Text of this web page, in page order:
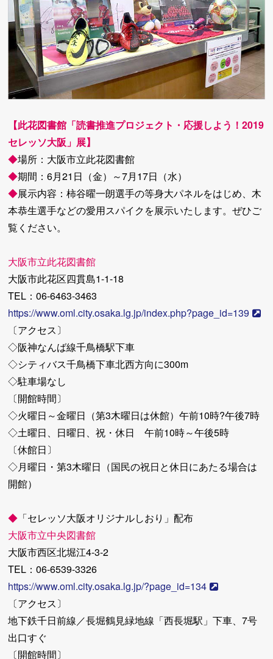
【此花図書館「読書推進プロジェクト・応援しよう！2019
セレッソ大阪」展】
◆場所：大阪市立此花図書館
◆期間：6月21日（金）～7月17日（水）
◆展示内容：柿谷曜一朗選手の等身大パネルをはじめ、木
本恭生選手などの愛用スパイクを展示いたします。ぜひご
覧ください。
大阪市立此花図書館
大阪市此花区四貫島1-1-18
TEL：06-6463-3463
https://www.oml.city.osaka.lg.jp/index.php?page_id=139
〔アクセス〕
◇阪神なんば線千鳥橋駅下車
◇シティバス千鳥橋下車北西方向に300m
◇駐車場なし
〔開館時間〕
◇火曜日～金曜日（第3木曜日は休館）午前10時?午後7時
◇土曜日、日曜日、祝・休日 午前10時～午後5時
〔休館日〕
◇月曜日・第3木曜日（国民の祝日と休日にあたる場合は
開館）
◆ 「セレッソ大阪オリジナルしおり」配布
大阪市立中央図書館
大阪市西区北堀江4-3-2
TEL：06-6539-3326
https://www.oml.city.osaka.lg.jp/?page_id=134
〔アクセス〕
地下鉄千日前線／長堀鶴見緑地線「西長堀駅」下車、7号
出口すぐ
〔開館時間〕